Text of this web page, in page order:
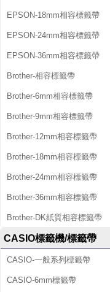
EPSON-18mm相容標籤帶
EPSON-24mm相容標籤帶
EPSON-36mm相容標籤帶
Brother-相容標籤帶
Brother-6mm相容標籤帶
Brother-9mm相容標籤帶
Brother-12mm相容標籤帶
Brother-18mm相容標籤帶
Brother-24mm相容標籤帶
Brother-36mm相容標籤帶
Brother-DK紙質相容標籤帶
CASIO標籤機/標籤帶
CASIO-一般系列標籤帶
CASIO-6mm標籤帶